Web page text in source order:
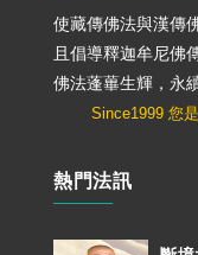
使藏傳佛法與漢傳
且倡導釋迦牟尼佛
佛法蓬蓽生輝，永
Since1999 您
熱門法訊